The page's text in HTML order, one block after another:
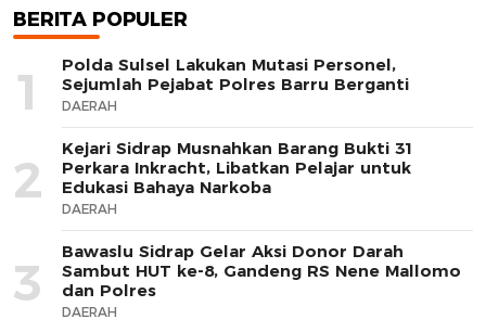
BERITA POPULER
1
Polda Sulsel Lakukan Mutasi Personel,
Sejumlah Pejabat Polres Barru Berganti
DAERAH
2
Kejari Sidrap Musnahkan Barang Bukti 31
Perkara Inkracht, Libatkan Pelajar untuk
Edukasi Bahaya Narkoba
DAERAH
3
Bawaslu Sidrap Gelar Aksi Donor Darah
Sambut HUT ke-8, Gandeng RS Nene Mallomo
dan Polres
DAERAH